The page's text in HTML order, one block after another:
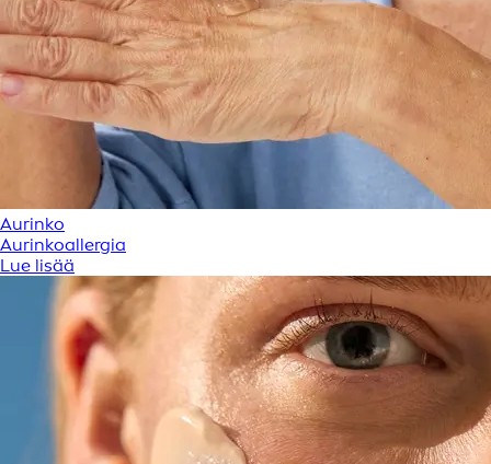
Aurinko
Aurinkoallergia
Lue lisää